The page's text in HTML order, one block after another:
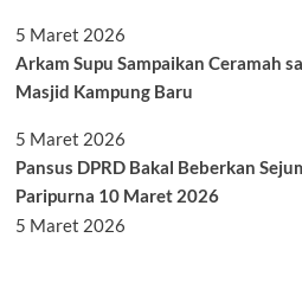
5 Maret 2026
Arkam Supu Sampaikan Ceramah
Masjid Kampung Baru
5 Maret 2026
Pansus DPRD Bakal Beberkan
Paripurna 10 Maret 2026
5 Maret 2026